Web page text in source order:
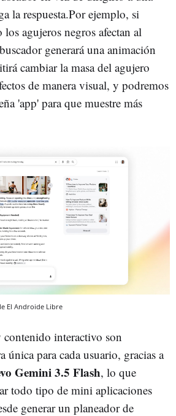
la respuesta.Por ejemplo, si
agujeros negros afectan al
generará una animación
cambiar la masa del agujero
de manera visual, y podremos
'app' para que muestre más
El Androide Libre
contenido interactivo son
única para cada usuario, gracias a
Gemini 3.5 Flash, lo que
todo tipo de mini aplicaciones
generar un planeador de